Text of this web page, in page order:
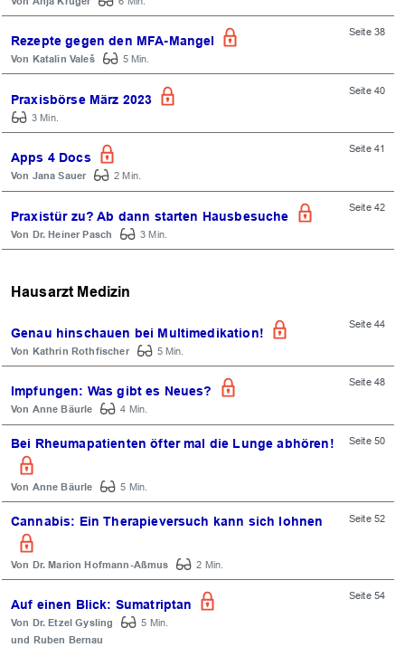
Rezepte gegen den MFA-Mangel
Seite 38
Katalin Valeš 5 Min.
Praxisbörse März 2023
Seite 40
3 Min.
Apps 4 Docs
Seite 41
Jana Sauer 2 Min.
Praxistür zu? Ab dann starten Hausbesuche
Seite 42
Dr. Heiner Pasch 3 Min.
Hausarzt Medizin
Genau hinschauen bei Multimedikation!
Seite 44
Kathrin Rothfischer 5 Min.
Impfungen: Was gibt es Neues?
Seite 48
Anne Bäurle 4 Min.
Bei Rheumapatienten öfter mal die Lunge abhören! Seite 50
Anne Bäurle 5 Min.
Cannabis: Ein Therapieversuch kann sich lohnen Seite 52
Dr. Marion Hofmann-Aßmus 2 Min.
Auf einen Blick: Sumatriptan
Seite 54
Dr. Etzel Gysling
Ruben Bernau
5 Min.